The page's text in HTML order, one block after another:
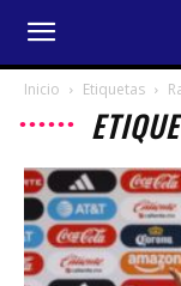
Inicio Etiquetas